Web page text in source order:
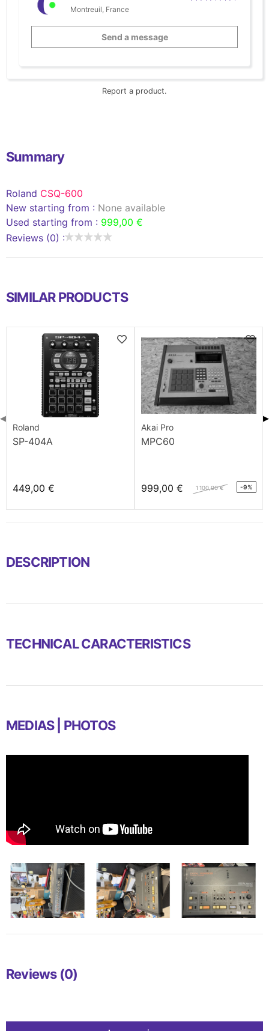
Montreuil, France
Send a message
Report a product.
Summary
Roland CSQ-600
New starting from : None available
Used starting from : 999,00 €
Reviews (0) :
SIMILAR PRODUCTS
Roland
SP-404A
449,00 €
Akai Pro
MPC60
999,00 € 1 100,00 € -9%
◀ ▶
DESCRIPTION
TECHNICAL CARACTERISTICS
MEDIAS | PHOTOS
Reviews (0)